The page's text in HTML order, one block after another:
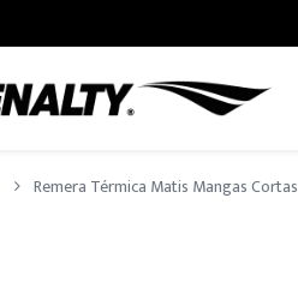
Remera Térmica Matis Mangas Cortas